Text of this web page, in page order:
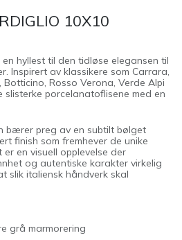
10X10
hyllest til den tidløse elegansen til
Inspirert av klassikere som Carrara,
Rosso Verona, Verde Alpi
slisterke porcelanatoflisene med en
bærer preg av en subtilt bølget
finish som fremhever de unike
en visuell opplevelse der
og autentiske karakter virkelig
slik italiensk håndverk skal
grå marmorering